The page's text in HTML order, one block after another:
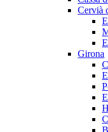
Cervià
Girona